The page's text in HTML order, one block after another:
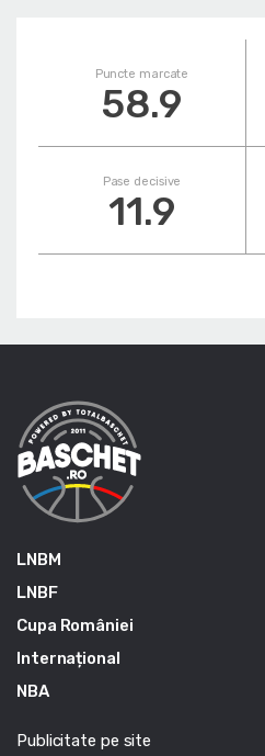
Puncte marcate
58.9
Pase decisive
11.9
LNBM
LNBF
Cupa României
Internațional
NBA
Publicitate pe site